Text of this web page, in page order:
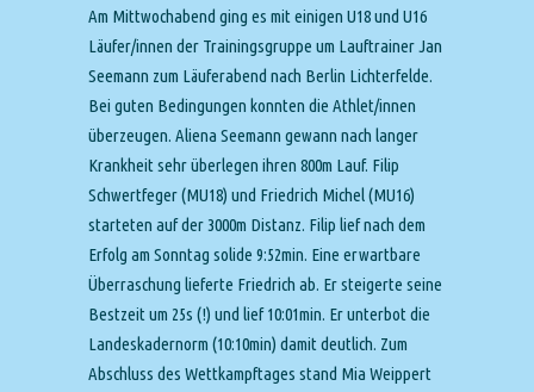
Am Mittwochabend ging es mit einigen U18 und U16
Läufer/innen der Trainingsgruppe um Lauftrainer Jan
Seemann zum Läuferabend nach Berlin Lichterfelde.
Bei guten Bedingungen konnten die Athlet/innen
überzeugen. Aliena Seemann gewann nach langer
Krankheit sehr überlegen ihren 800m Lauf. Filip
Schwertfeger (MU18) und Friedrich Michel (MU16)
starteten auf der 3000m Distanz. Filip lief nach dem
Erfolg am Sonntag solide 9:52min. Eine erwartbare
Überraschung lieferte Friedrich ab. Er steigerte seine
Bestzeit um 25s (!) und lief 10:01min. Er unterbot die
Landeskadernorm (10:10min) damit deutlich. Zum
Abschluss des Wettkampftages stand Mia Weippert